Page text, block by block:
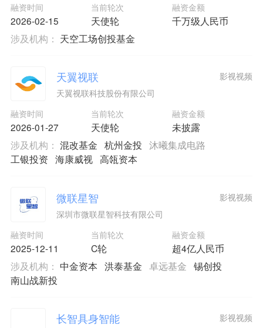
融资时间
2026-02-15
当前轮次
天使轮
融资金额
千万级人民币
涉及机构： 天空工场创投基金
天翼视联
天翼视联科技股份有限公司
融资时间
2026-01-27
当前轮次
天使轮
融资金额
未披露
影视视频
涉及机构： 混改基金 杭州金投 沐曦集成电路
工银投资 海康威视 高瓴资本
微联星智
深圳市微联星智科技有限公司
融资时间
2025-12-11
当前轮次
C轮
融资金额
超4亿人民币
影视视频
涉及机构： 中金资本 洪泰基金 卓远基金 锡创投
南山战新投
长智具身智能 影视视频